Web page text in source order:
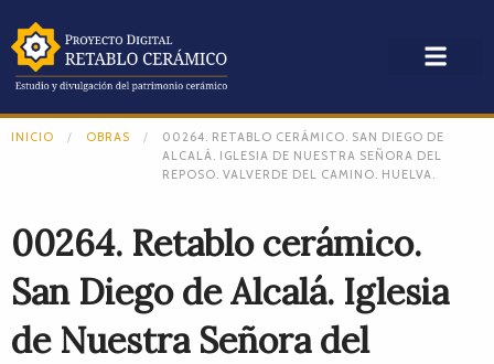
INICIO OBRAS
00264. RETABLO CERÁMICO. SAN DIEGO DE
ALCALÁ. IGLESIA DE NUESTRA SEÑORA DEL
REPOSO. VALVERDE DEL CAMINO. HUELVA.
00264. Retablo cerámico.
San Diego de Alcalá. Iglesia
de Nuestra Señora del